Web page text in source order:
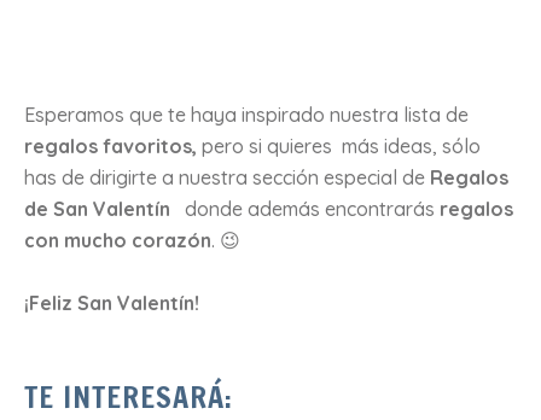
Esperamos que te haya inspirado nuestra lista de
regalos favoritos, pero si quieres más ideas, sólo
has de dirigirte a nuestra sección especial de Regalos
de San Valentín
donde además encontrarás regalos
con mucho corazón. 😉
¡Feliz San Valentín!
TE INTERESARÁ: